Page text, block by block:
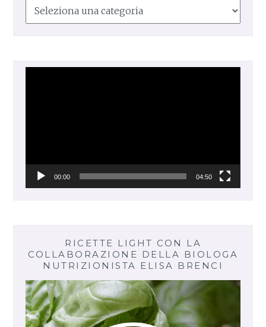
mie
00:00 04:50
RICETTE LIGHT CON LA
COLLABORAZIONE DELLA BIOLOGA
NUTRIZIONISTA ELISA BRENCI